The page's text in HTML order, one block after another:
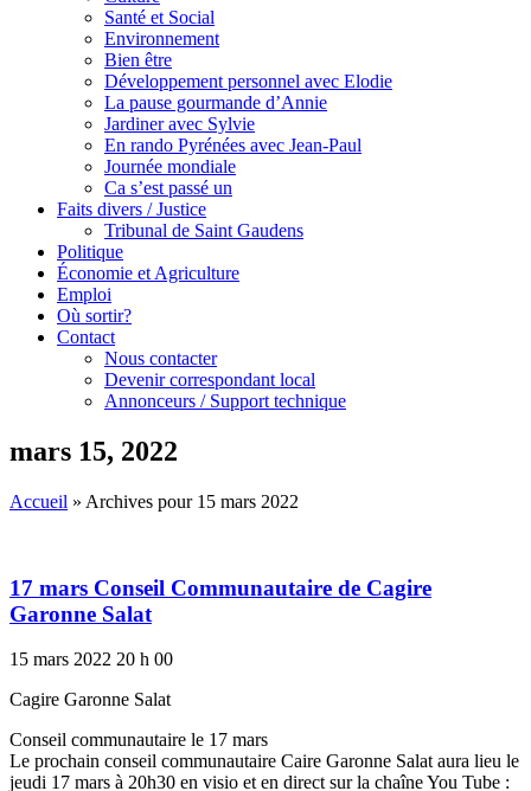
Santé et Social
Environnement
Bien être
Développement personnel avec Elodie
La pause gourmande d’Annie
Jardiner avec Sylvie
En rando Pyrénées avec Jean-Paul
Journée mondiale
Ca s’est passé un
Faits divers / Justice
Tribunal de Saint Gaudens
Politique
Économie et Agriculture
Emploi
Où sortir?
Contact
Nous contacter
Devenir correspondant local
Annonceurs / Support technique
mars 15, 2022
Accueil » Archives pour 15 mars 2022
17 mars Conseil Communautaire de Cagire
Garonne Salat
15 mars 2022 20 h 00
Cagire Garonne Salat
Conseil communautaire le 17 mars
Le prochain conseil communautaire Caire Garonne Salat aura lieu le
jeudi 17 mars à 20h30 en visio et en direct sur la chaîne You Tube :